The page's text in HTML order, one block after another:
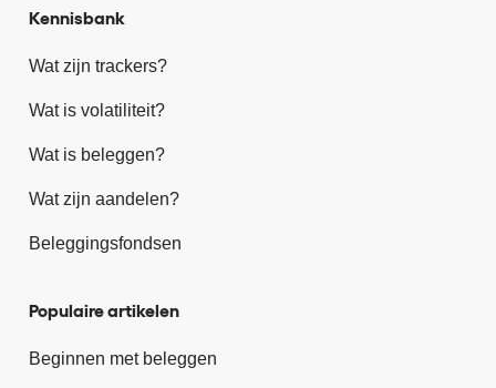
Kennisbank
Wat zijn trackers?
Wat is volatiliteit?
Wat is beleggen?
Wat zijn aandelen?
Beleggingsfondsen
Populaire artikelen
Beginnen met beleggen